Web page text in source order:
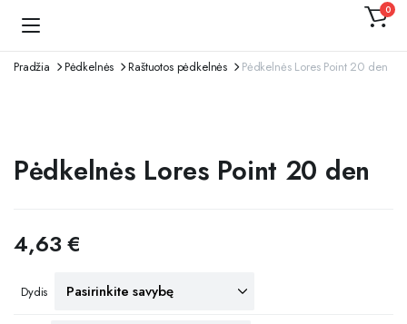
0
Pradžia Pėdkelnės Raštuotos pėdkelnės Pėdkelnės Lores Point 20 den
Pėdkelnės Lores Point 20 den
4,63€
Dydis